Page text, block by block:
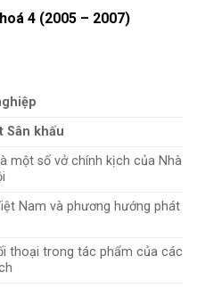
4 (2005 – 2007)
Sân khấu
một số vở chính kịch của Nhà
Nam và phương hướng phát
thoại trong tác phẩm của các